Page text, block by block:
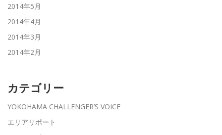
2014年5月
2014年4月
2014年3月
2014年2月
カテゴリー
YOKOHAMA CHALLENGER’S VOICE
エリアリポート